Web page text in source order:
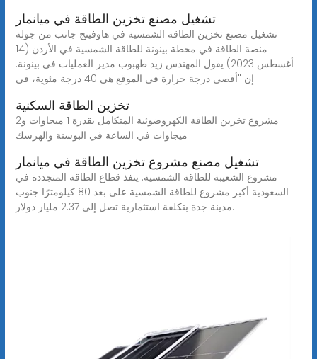
تشغيل مصنع تخزين الطاقة في ميانمار
تشغيل مصنع تخزين الطاقة الشمسية في هاوفينج جانب من جولة
منصة الطاقة في محطة بينونة للطاقة الشمسية في الأردن (14
أغسطس 2023) يقول المهندس زيد طهبوب مدير العمليات في بينونة:
إن "أقصى درجة حرارة في الموقع هي 40 درجة مئوية، في
تخزين الطاقة السكنية
مشروع تخزين الطاقة الكهروضوئية المتكامل بقدرة 1 ميجاوات و2
ميجاوات في الساعة في البوسنة والهرسك
تشغيل مصنع مشروع تخزين الطاقة في ميانمار
مشروع الشعيبة للطاقة الشمسية. ينفذ قطاع الطاقة المتجددة في
السعودية أكبر مشروع للطاقة الشمسية على بعد 80 كيلومترًا جنوب
مدينة جدة بتكلفة استثمارية تصل إلى 2.37 مليار دولار.